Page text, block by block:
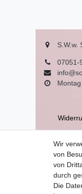
Wir
von
von
durch
Die
S.W.w.
07051-